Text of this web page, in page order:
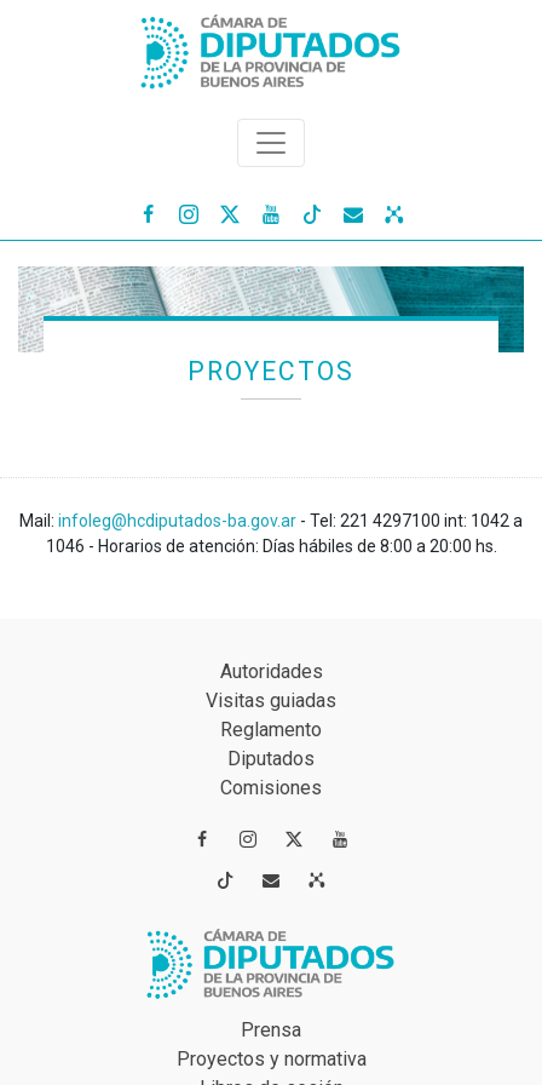
   
PROYECTOS
Mail: infoleg@hcdiputados-ba.gov.ar - Tel: 221 4297100 int: 1042 a
1046 - Horarios de atención: Días hábiles de 8:00 a 20:00 hs.
Autoridades
Visitas guiadas
Reglamento
Diputados
Comisiones
 
 
Prensa
Proyectos y normativa